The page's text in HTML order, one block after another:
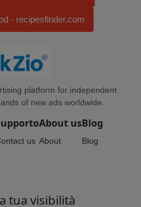
- recipesfinder.com
platform for independent
of new ads worldwide.
us
About us
About
Blog
Blog
tua visibilità